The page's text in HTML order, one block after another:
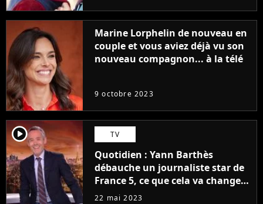
Marine Lorphelin de nouveau en
couple et vous aviez déjà vu son
nouveau compagnon... à la télé
9 octobre 2023
player2 TV
Quotidien : Yann Barthès
débauche un journaliste star de
France 5, ce que cela va changer
à la rentrée
22 mai 2023